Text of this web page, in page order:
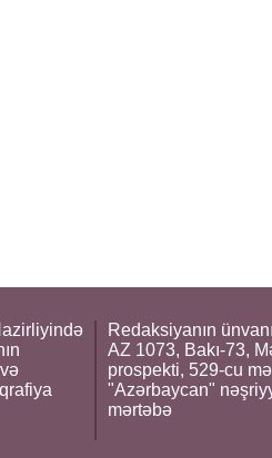
Redaksiyanın
AZ 1073, Bakı-73,
prospekti, 529-cu
"Azərbaycan"
mərtəbə